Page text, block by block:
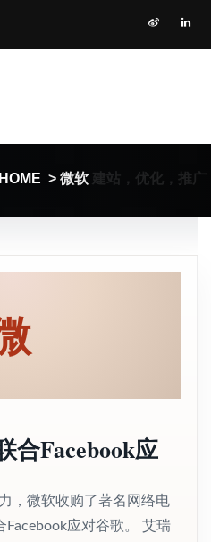
HOME > 微软 建站，优化，推广
合Facebook应
，微软收购了著名网络电
Facebook应对谷歌。 艾瑞